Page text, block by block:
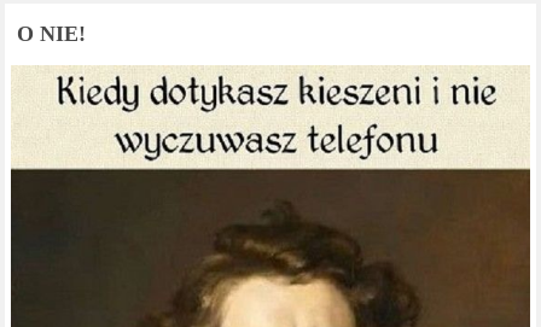
O NIE!